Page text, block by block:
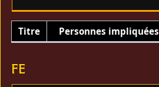
Titre Personnes impliquées
FE